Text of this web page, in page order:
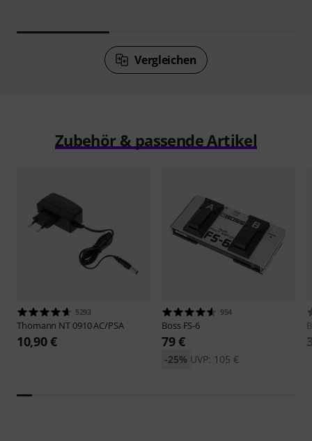
Vergleichen
Zubehör & passende Artikel
5293
Thomann NT 0910 AC/PSA
10,90 €
954
Boss FS-6
79 €
UVP: 105 €
-25%